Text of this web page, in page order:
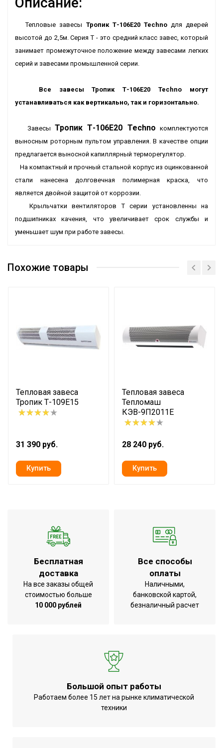
Тепловые завесы Тропик Т-106E20 Technoдля дверей
высотой до 2,5м. Серия Т - это средний класс завес, который
занимает промежуточное положение между завесами легких
серий и завесами промышленной серии.
Все завесы Тропик Т-106E20 Techno могут
устанавливаться как вертикально, так и горизонтально.
ЗавесыТропик Т-106E20 Techno комплектуются
выносным роторным пультом управления. В качестве опции
предлагается выносной капиллярный терморегулятор.
На компактный и прочный стальной корпус из оцинкованной
стали нанесена долговечная полимерная краска, что
является двойной защитой от коррозии.
Крыльчатки вентиляторов Т серии установленны на
подшипниках качения, что увеличивает срок службы и
уменьшает шум при работе завесы.
Похожие товары
Тепловая завеса
Тропик Т-109Е15
31 390 руб.
Тепловая завеса
Тепломаш
КЭВ-9П2011Е
28 240 руб.
Бесплатная
доставка
На все заказы общей
стоимостью больше
10 000 рублей
Все способы
оплаты
Наличными,
банковской картой,
безналичный расчет
Большой опыт работы
Работаем более 15 лет на рынке климатической
техники